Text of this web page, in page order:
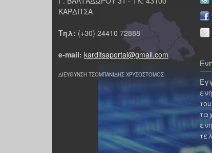
ΚΑΡΔΙΤΣΑ
Τηλ: (+30) 24410 72888
e-mail: karditsaportal@gmail.com
ΔΙΕΥΘΥΝΣΗ ΤΣΟΜΠΑΝΙΔΗΣ ΧΡΥΣΟΣΤΟΜΟΣ